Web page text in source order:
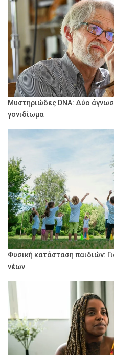
Μυστηριώδες DNA: Δύο
γονιδίωμα
Φυσική κατάσταση παιδιών:
νέων